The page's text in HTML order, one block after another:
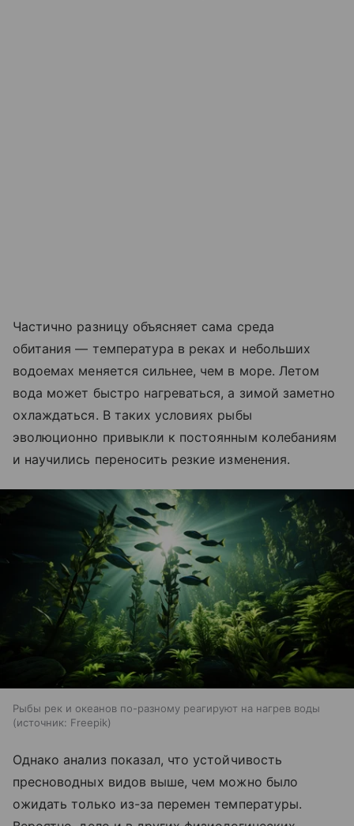
Частично разницу объясняет сама среда
обитания — температура в реках и небольших
водоемах меняется сильнее, чем в море. Летом
вода может быстро нагреваться, а зимой заметно
охлаждаться. В таких условиях рыбы
эволюционно привыкли к постоянным колебаниям
и научились переносить резкие изменения.
Рыбы рек и океанов по-разному реагируют на нагрев воды
источник: Freepik
Однако анализ показал, что устойчивость
пресноводных видов выше, чем можно было
ожидать только из-за перемен температуры.